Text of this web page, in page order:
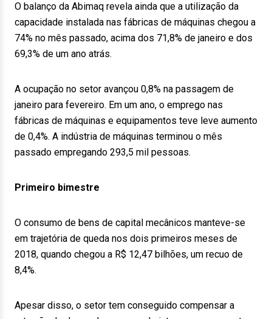
O balanço da Abimaq revela ainda que a utilização da
capacidade instalada nas fábricas de máquinas chegou a
74% no mês passado, acima dos 71,8% de janeiro e dos
69,3% de um ano atrás.
A ocupação no setor avançou 0,8% na passagem de
janeiro para fevereiro. Em um ano, o emprego nas
fábricas de máquinas e equipamentos teve leve aumento
de 0,4%. A indústria de máquinas terminou o mês
passado empregando 293,5 mil pessoas.
Primeiro bimestre
O consumo de bens de capital mecânicos manteve-se
em trajetória de queda nos dois primeiros meses de
2018, quando chegou a R$ 12,47 bilhões, um recuo de
8,4%.
Apesar disso, o setor tem conseguido compensar a